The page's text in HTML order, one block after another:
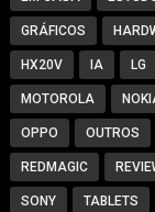
GRÁFICOS
HX20V IA LG
MOTOROLA
OPPO OUTROS
REDMAGIC
SONY TABLETS